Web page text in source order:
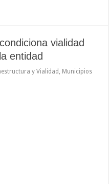
vialidad
entidad
y Vialidad , Municipios